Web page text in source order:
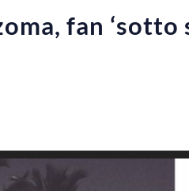
fan ‘sotto